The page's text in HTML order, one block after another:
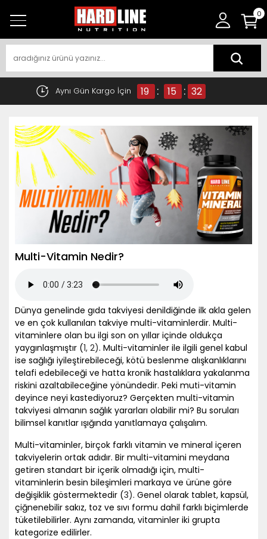
0
Aynı Gün Kargo İçin 19 : 15 : 31
Multi-Vitamin Nedir?
Dünya genelinde gıda takviyesi denildiğinde ilk akla gelen
ve en çok kullanılan takviye multi-vitaminlerdir. Multi-
vitaminlere olan bu ilgi son on yıllar içinde oldukça
yaygınlaşmıştır (1, 2). Multi-vitaminler ile ilgili genel kabul
ise sağlığı iyileştirebileceği, kötü beslenme alışkanlıklarını
telafi edebileceği ve hatta kronik hastalıklara yakalanma
riskini azaltabileceğine yönündedir. Peki muti-vitamin
deyince neyi kastediyoruz? Gerçekten multi-vitamin
takviyesi almanın sağlık yararları olabilir mi? Bu soruları
bilimsel kanıtlar ışığında yanıtlamaya çalışalım.
Multi-vitaminler, birçok farklı vitamin ve mineral içeren
takviyelerin ortak adıdır. Bir multi-vitamini meydana
getiren standart bir içerik olmadığı için, multi-
vitaminlerin besin bileşimleri markaya ve ürüne göre
değişiklik göstermektedir (3). Genel olarak tablet, kapsül,
çiğnenebilir sakız, toz ve sıvı formu dahil farklı biçimlerde
tüketilebilirler. Aynı zamanda, vitaminler iki grupta
kategorize edilirler.